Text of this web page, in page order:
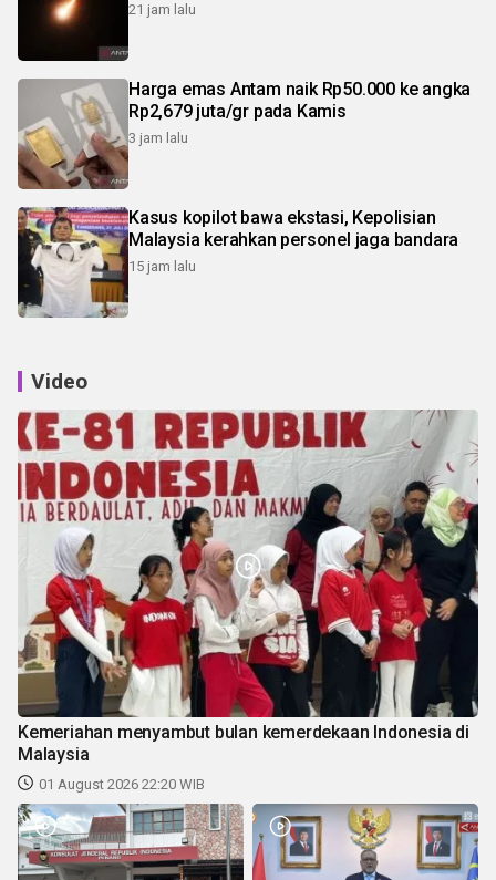
21 jam lalu
Harga emas Antam naik Rp50.000 ke angka
Rp2,679 juta/gr pada Kamis
3 jam lalu
Kasus kopilot bawa ekstasi, Kepolisian
Malaysia kerahkan personel jaga bandara
15 jam lalu
Video
Kemeriahan menyambut bulan kemerdekaan Indonesia di
Malaysia
01 August 2026 22:20 WIB